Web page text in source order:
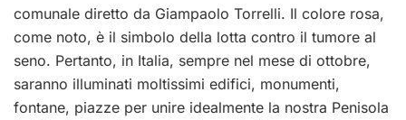
comunale diretto da Giampaolo Torrelli. Il colore rosa,
come noto, è il simbolo della lotta contro il tumore al
seno. Pertanto, in Italia, sempre nel mese di ottobre,
saranno illuminati moltissimi edifici, monumenti,
fontane, piazze per unire idealmente la nostra Penisola